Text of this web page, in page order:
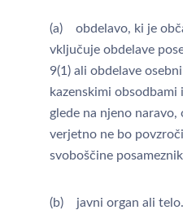
(a) obdelavo, ki je
vključuje obdelave
9(1) ali obdelave
kazenskimi
glede na njeno naravo,
verjetno ne bo
svoboščine
(b) javni organ ali telo.